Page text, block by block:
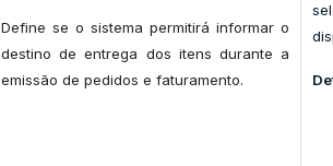
Define se o sistema permitirá informar o
destino de entrega dos itens durante a
emissão de pedidos e faturamento.